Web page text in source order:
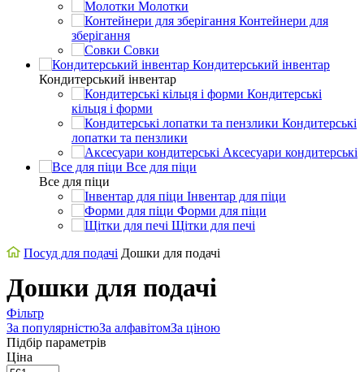
Молотки
Контейнери для
зберігання
Совки
Кондитерський інвентар
Кондитерський інвентар
Кондитерські
кільця і форми
Кондитерські
лопатки та пензлики
Аксесуари кондитерські
Все для піци
Все для піци
Інвентар для піци
Форми для піци
Щітки для печі
Посуд для подачі Дошки для подачі
Дошки для подачі
Фільтр
За популярністюЗа алфавітомЗа ціною
Підбір параметрів
Ціна